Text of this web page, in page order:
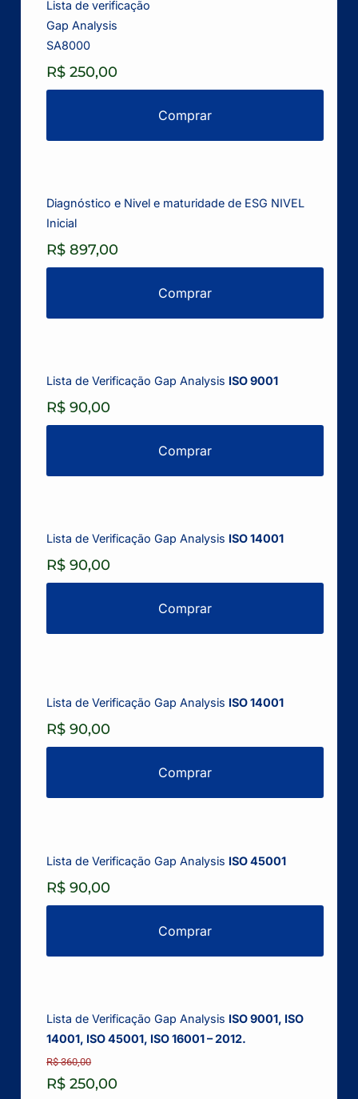
Lista de verificação
Gap Analysis
SA8000
R$ 250,00
Comprar
Diagnóstico e Nivel e maturidade de ESG NIVEL
Inicial
R$ 897,00
Comprar
Lista de Verificação Gap Analysis ISO 9001
R$ 90,00
Comprar
Lista de Verificação Gap Analysis ISO 14001
R$ 90,00
Comprar
Lista de Verificação Gap Analysis ISO 14001
R$ 90,00
Comprar
Lista de Verificação Gap Analysis ISO 45001
R$ 90,00
Comprar
Lista de Verificação Gap Analysis ISO 9001, ISO
14001, ISO 45001, ISO 16001 – 2012.
R$ 360,00
R$ 250,00